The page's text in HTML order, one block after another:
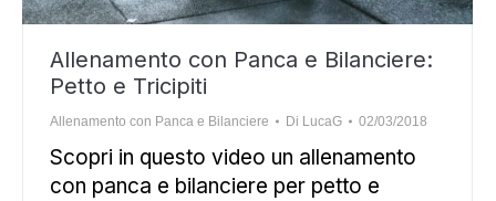
Allenamento con Panca e Bilanciere:
Petto e Tricipiti
Allenamento con Panca e Bilanciere Di LucaG 02/03/2018
Scopri in questo video un allenamento
con panca e bilanciere per petto e